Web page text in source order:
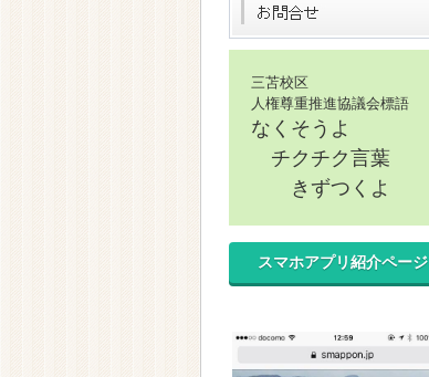
三苫校区
人権尊重推進協議会標語
なくそうよ
チクチク言葉
きずつくよ
スマホアプリ紹介ページ